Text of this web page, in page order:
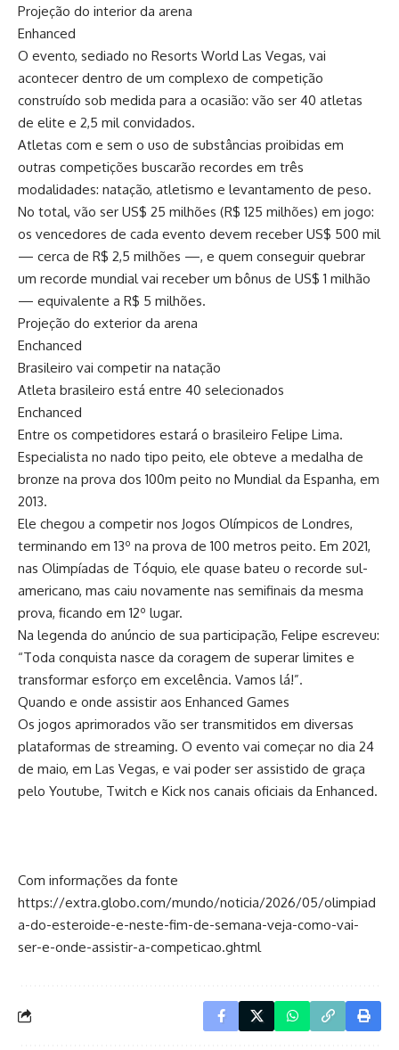
Projeção do interior da arena
Enhanced
O evento, sediado no Resorts World Las Vegas, vai
acontecer dentro de um complexo de competição
construído sob medida para a ocasião: vão ser 40 atletas
de elite e 2,5 mil convidados.
Atletas com e sem o uso de substâncias proibidas em
outras competições buscarão recordes em três
modalidades: natação, atletismo e levantamento de peso.
No total, vão ser US$ 25 milhões (R$ 125 milhões) em jogo:
os vencedores de cada evento devem receber US$ 500 mil
— cerca de R$ 2,5 milhões —, e quem conseguir quebrar
um recorde mundial vai receber um bônus de US$ 1 milhão
— equivalente a R$ 5 milhões.
Projeção do exterior da arena
Enchanced
Brasileiro vai competir na natação
Atleta brasileiro está entre 40 selecionados
Enchanced
Entre os competidores estará o brasileiro Felipe Lima.
Especialista no nado tipo peito, ele obteve a medalha de
bronze na prova dos 100m peito no Mundial da Espanha, em
2013.
Ele chegou a competir nos Jogos Olímpicos de Londres,
terminando em 13º na prova de 100 metros peito. Em 2021,
nas Olimpíadas de Tóquio, ele quase bateu o recorde sul-
americano, mas caiu novamente nas semifinais da mesma
prova, ficando em 12º lugar.
Na legenda do anúncio de sua participação, Felipe escreveu:
“Toda conquista nasce da coragem de superar limites e
transformar esforço em excelência. Vamos lá!”.
Quando e onde assistir aos Enhanced Games
Os jogos aprimorados vão ser transmitidos em diversas
plataformas de streaming. O evento vai começar no dia 24
de maio, em Las Vegas, e vai poder ser assistido de graça
pelo Youtube, Twitch e Kick nos canais oficiais da Enhanced.
Com informações da fonte
https://extra.globo.com/mundo/noticia/2026/05/olimpiad
a-do-esteroide-e-neste-fim-de-semana-veja-como-vai-
ser-e-onde-assistir-a-competicao.ghtml